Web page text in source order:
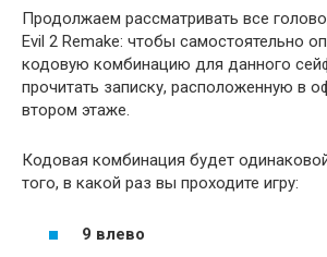
Продолжаем рассматривать все
Evil 2 Remake: чтобы самостоятельно
кодовую комбинацию для данного
прочитать записку, расположенную в
втором этаже.
Кодовая комбинация будет
того, в какой раз вы проходите игру:
9 влево